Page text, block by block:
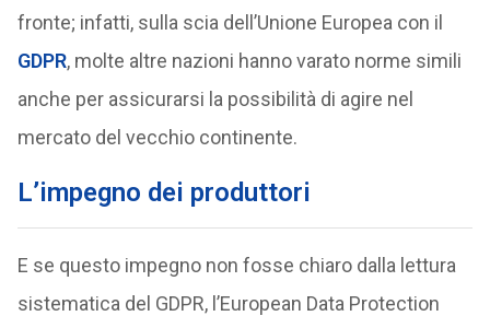
fronte; infatti, sulla scia dell’Unione Europea con il
GDPR, molte altre nazioni hanno varato norme simili
anche per assicurarsi la possibilità di agire nel
mercato del vecchio continente.
L’impegno dei produttori
E se questo impegno non fosse chiaro dalla lettura
sistematica del GDPR, l’European Data Protection